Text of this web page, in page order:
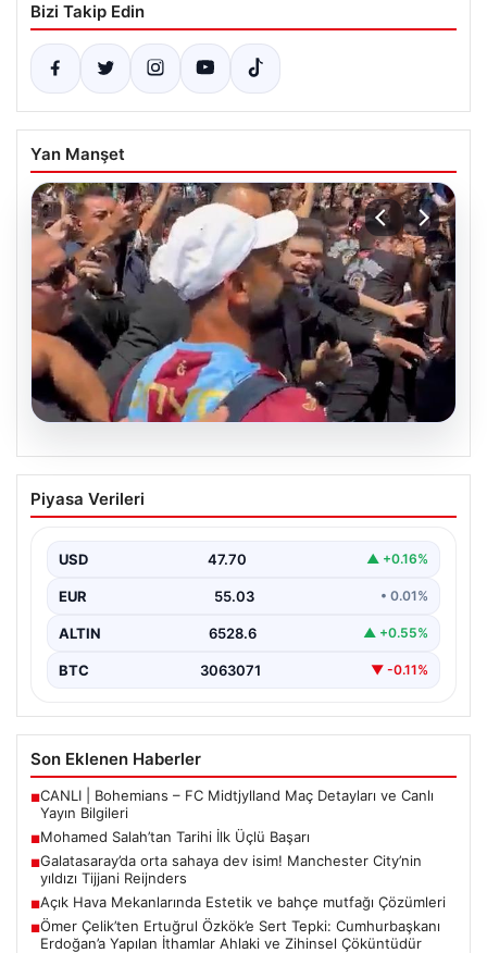
Bizi Takip Edin
Yan Manşet
Mohamed Salah’tan Tarihi İlk Üçlü
Başarı
önemli bir dönüm noktasına imza attı. Takımının
hücum…
Piyasa Verileri
USD 47.70 ▲ +0.16%
EUR 55.03 • 0.01%
ALTIN 6528.6 ▲ +0.55%
BTC 3063071 ▼ -0.11%
Son Eklenen Haberler
■CANLI | Bohemians – FC Midtjylland Maç Detayları ve Canlı
Yayın Bilgileri
■Mohamed Salah’tan Tarihi İlk Üçlü Başarı
■Galatasaray’da orta sahaya dev isim! Manchester City’nin
yıldızı Tijjani Reijnders
■Açık Hava Mekanlarında Estetik ve bahçe mutfağı Çözümleri
■Ömer Çelik’ten Ertuğrul Özkök’e Sert Tepki: Cumhurbaşkanı
Erdoğan’a Yapılan İthamlar Ahlaki ve Zihinsel Çöküntüdür